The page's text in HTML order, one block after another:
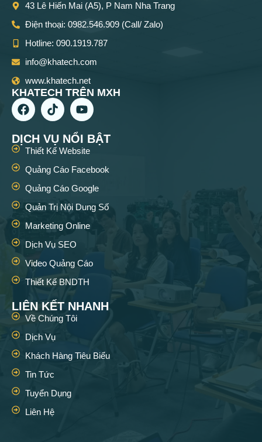
43 Lê Hiến Mai (A5), P Nam Nha Trang
Điện thoại: 0982.546.909 (Call/ Zalo)
Hotline: 090.1919.787
info@khatech.com
www.khatech.net
KHATECH TRÊN MXH
DỊCH VỤ NỔI BẬT
Thiết Kế Website
Quảng Cáo Facebook
Quảng Cáo Google
Quản Trị Nội Dung Số
Marketing Online
Dịch Vụ SEO
Video Quảng Cáo
Thiết Kế BNDTH
LIÊN KẾT NHANH
Về Chúng Tôi
Dịch Vụ
Khách Hàng Tiêu Biểu
Tin Tức
Tuyển Dụng
Liên Hệ